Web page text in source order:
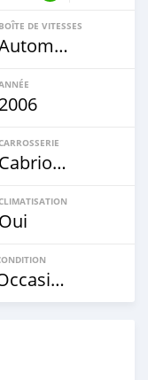
BOÎTE DE VITESSES
Automatique
2006
Cabriolet
Oui
Occasion